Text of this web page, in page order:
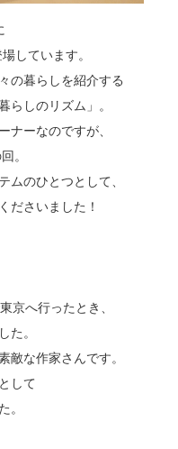
しています。
の暮らしを紹介する
しのリズム」。
ナーなのですが、
。
ムのひとつとして、
ださいました！
京へ行ったとき、
た。
敵な作家さんです。
して
。